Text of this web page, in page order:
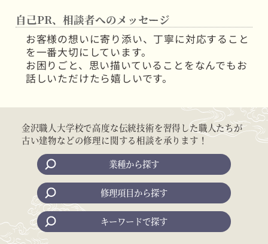
自己PR、相談者へのメッセージ
お客様の想いに寄り添い、丁寧に対応すること
を一番大切にしています。
お困りごと、思い描いていることをなんでもお
話しいただけたら嬉しいです。
金沢職人大学校で高度な伝統技術を習得した職人たちが
古い建物などの修理に関する相談を承ります！
業種から探す
修理項目から探す
キーワードで探す